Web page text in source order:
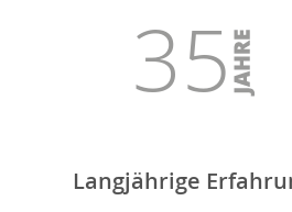
35
Langjährige